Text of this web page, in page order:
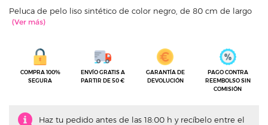
Peluca de pelo liso sintético de color negro, de 80 cm de largo
COMPRA 100%
SEGURA
ENVÍO GRATIS A
PARTIR DE 50 €
GARANTÍA DE
DEVOLUCIÓN
PAGO CONTRA
REEMBOLSO SIN
COMISIÓN
Haz tu pedido antes de las 18:00 h y recíbelo entre el